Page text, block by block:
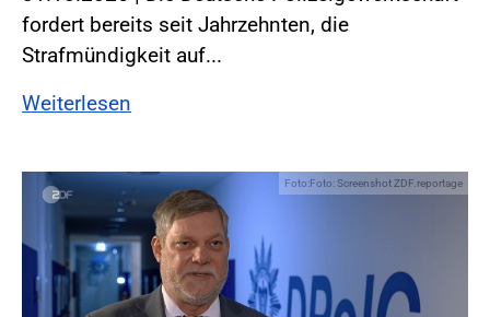
fordert bereits seit Jahrzehnten, die
Strafmündigkeit auf...
Weiterlesen
Foto:Foto: Screenshot ZDF.reportage